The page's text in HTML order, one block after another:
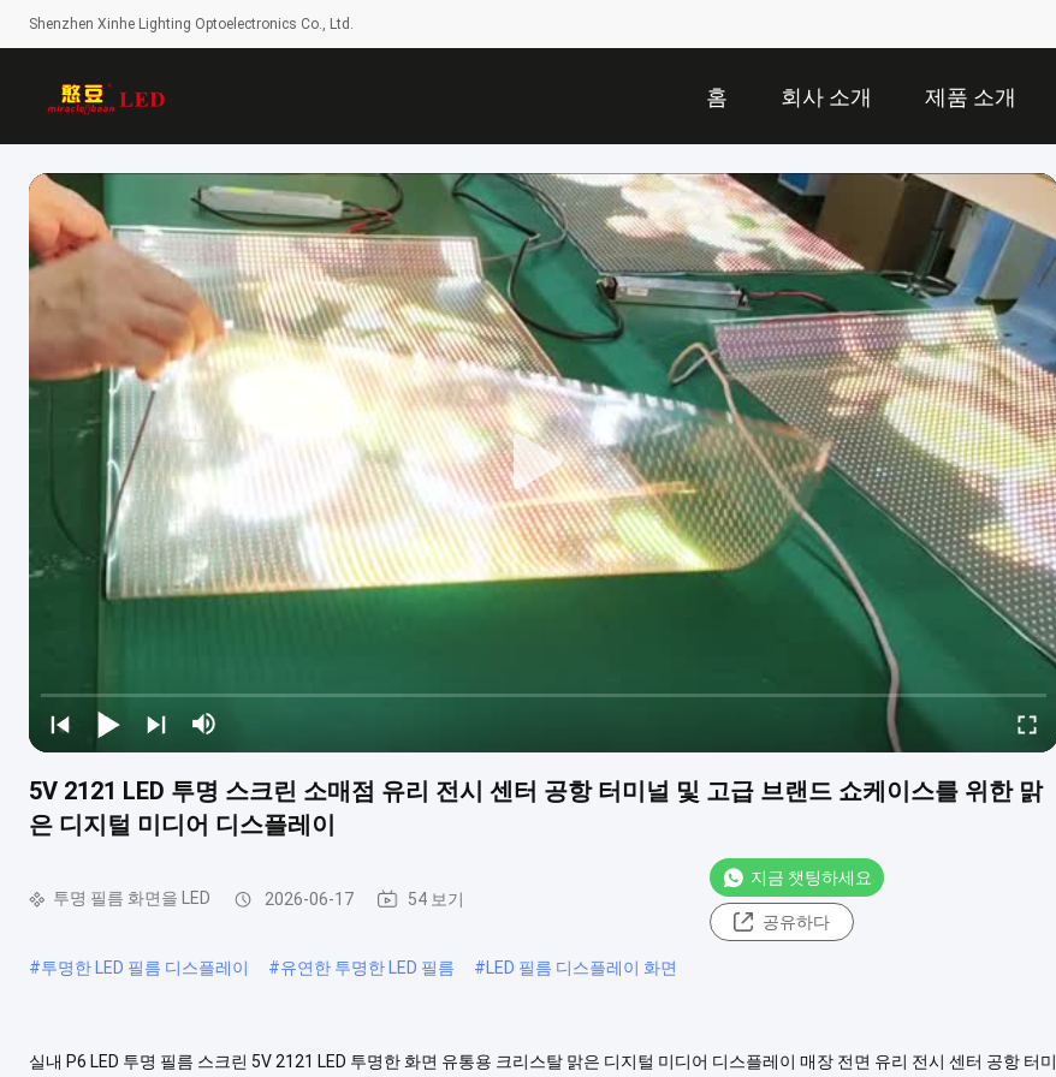
Shenzhen Xinhe Lighting Optoelectronics Co., Ltd.
홈 회사 소개 제품 소개
5V 2121 LED 투명 스크린 소매점 유리 전시 센터 공항 터미널 및 고급 브랜드 쇼케이스를 위한 맑
은 디지털 미디어 디스플레이
투명 필름 화면을 LED 2026-06-17 54 보기
지금 챗팅하세요
공유하다
#투명한 LED 필름 디스플레이 #유연한 투명한 LED 필름 #LED 필름 디스플레이 화면
실내 P6 LED 투명 필름 스크린 5V 2121 LED 투명한 화면 유통용 크리스탈 맑은 디지털 미디어 디스플레이 매장 전면 유리 전시 센터 공항 터미